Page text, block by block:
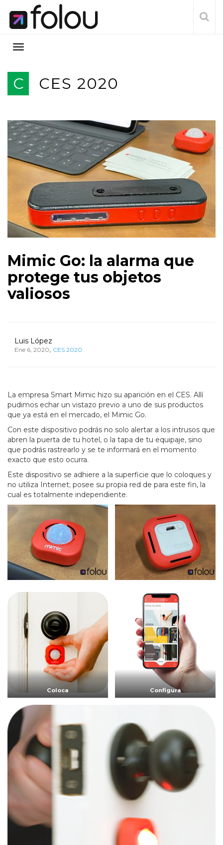
C CES 2020
Mimic Go: la alarma que
protege tus objetos
valiosos
Luis López
Ene 6, 2020, CES 2020
La empresa Smart Mimic hizo su aparición en el CES. Allí
pudimos echar un vistazo previo a uno de sus productos
que ya está en el mercado, el Mimic Go.
Con este dispositivo podrás no solo alertar a los intrusos que
abren la puerta de tu hotel, o la tapa de tu equipaje, sino
que podrás rastrearlo y se te informará en el momento
exacto que esto ocurra.
Este dispositivo se adhiere a la superficie que lo coloques y
no utiliza Internet; posee su propia red de para este fin, la
cual es totalmente independiente.
Coloca Configura